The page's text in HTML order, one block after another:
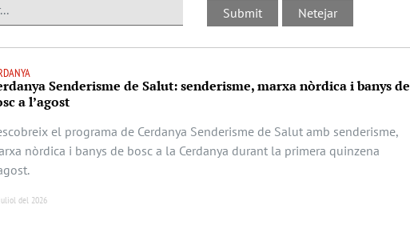
Senderisme de Salut: senderisme, marxa nòrdica i banys de
a l’agost
el programa de Cerdanya Senderisme de Salut amb senderisme,
nòrdica i banys de bosc a la Cerdanya durant la primera quinzena
del 2026